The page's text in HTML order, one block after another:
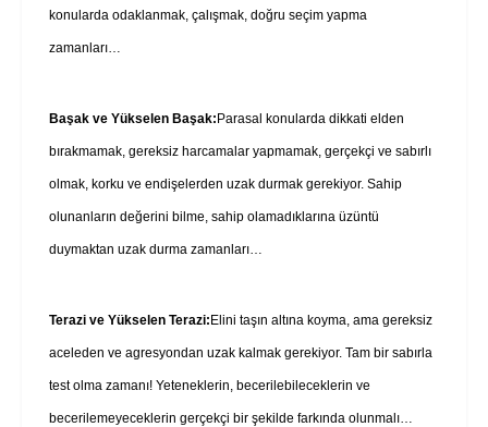
konularda odaklanmak, çalışmak, doğru seçim yapma
zamanları…
Başak ve Yükselen Başak:Parasal konularda dikkati elden
bırakmamak, gereksiz harcamalar yapmamak, gerçekçi ve sabırlı
olmak, korku ve endişelerden uzak durmak gerekiyor. Sahip
olunanların değerini bilme, sahip olamadıklarına üzüntü
duymaktan uzak durma zamanları…
Terazi ve Yükselen Terazi:Elini taşın altına koyma, ama gereksiz
aceleden ve agresyondan uzak kalmak gerekiyor. Tam bir sabırla
test olma zamanı! Yeteneklerin, becerilebileceklerin ve
becerilemeyeceklerin gerçekçi bir şekilde farkında olunmalı…